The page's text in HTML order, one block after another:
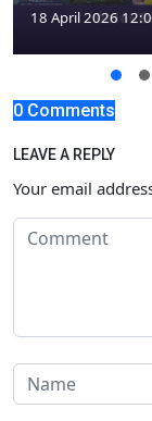
18 April 2026
0 Comments
LEAVE A REPLY
Your email